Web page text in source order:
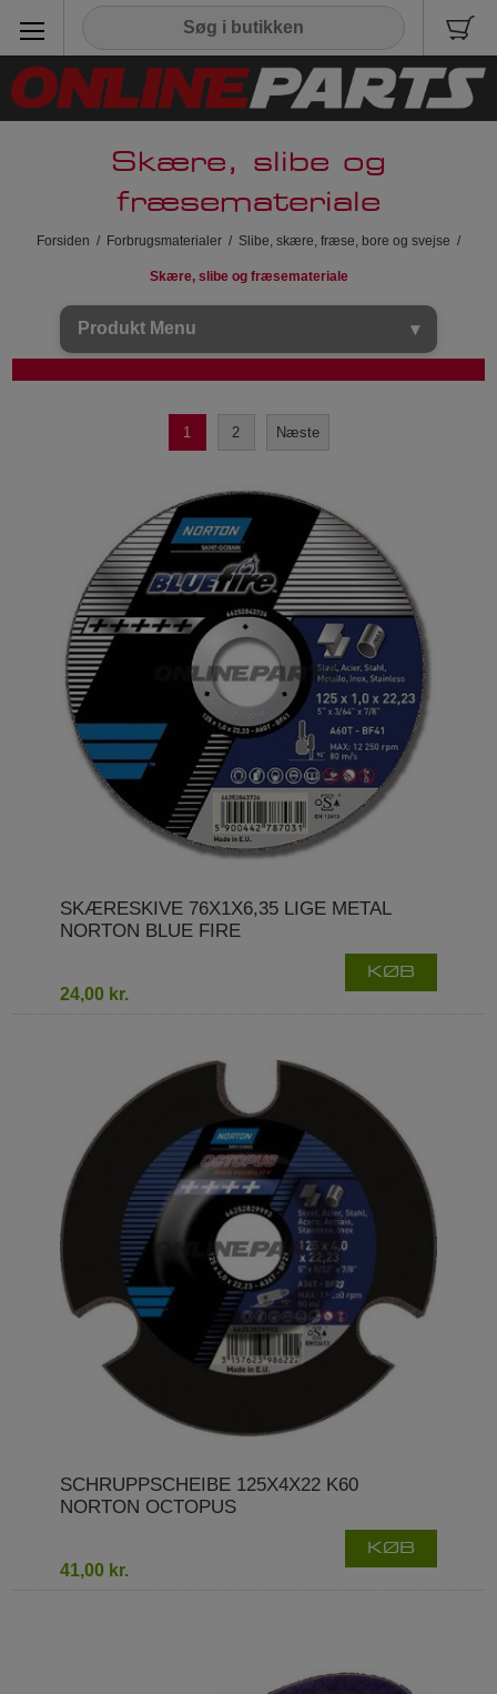
Skære, slibe og
fræsemateriale
Forsiden / Forbrugsmaterialer / Slibe, skære, fræse, bore og svejse /
Skære, slibe og fræsemateriale
Produkt Menu
1 2 Næste
SKÆRESKIVE 76X1X6,35 LIGE METAL
NORTON BLUE FIRE
24,00 kr.
KØB
SCHRUPPSCHEIBE 125X4X22 K60
NORTON OCTOPUS
41,00 kr.
KØB